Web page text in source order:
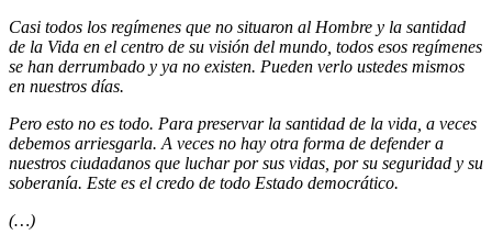
Casi todos los regímenes que no situaron al Hombre y la santidad
de la Vida en el centro de su visión del mundo, todos esos regímenes
se han derrumbado y ya no existen. Pueden verlo ustedes mismos
en nuestros días.
Pero esto no es todo. Para preservar la santidad de la vida, a veces
debemos arriesgarla. A veces no hay otra forma de defender a
nuestros ciudadanos que luchar por sus vidas, por su seguridad y su
soberanía. Este es el credo de todo Estado democrático.
(…)